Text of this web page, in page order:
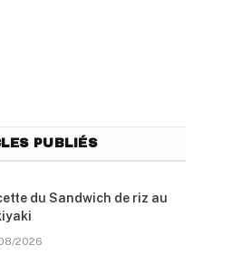
PUBLIÉS
du Sandwich de riz au
2026